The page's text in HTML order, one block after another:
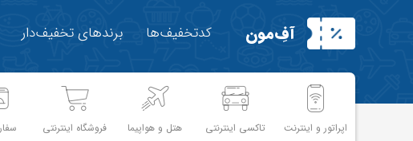
آفِ‌مون کدتخفیف‌ها برندهای تخفیف‌دار
اپراتور و اینترنت تاکسی اینترنتی هتل و هواپیما فروشگاه اینترنتی